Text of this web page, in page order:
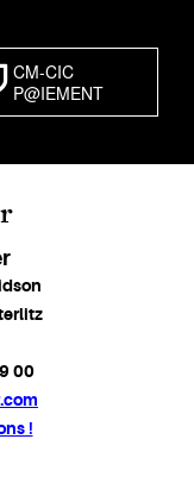
CM-CIC
P@IEMENT
00
!